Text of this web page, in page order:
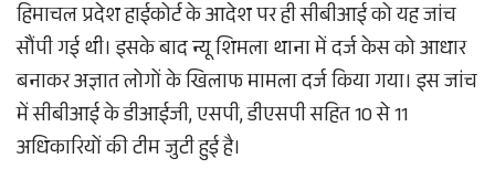
हिमाचल प्रदेश हाईकोर्ट के आदेश पर ही सीबीआई को यह जांच
सौंपी गई थी। इसके बाद न्यू शिमला थाना में दर्ज केस को आधार
बनाकर अज्ञात लोगों के खिलाफ मामला दर्ज किया गया। इस जांच
में सीबीआई के डीआईजी, एसपी, डीएसपी सहित 10 से 11
अधिकारियों की टीम जुटी हुई है।